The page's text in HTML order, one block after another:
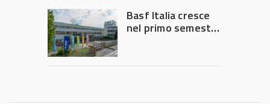
Governo
Basf Italia cresce
nel primo semestre